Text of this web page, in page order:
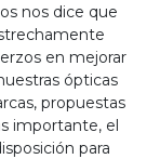
nos dice que
en mejorar
ópticas
propuestas
importante, el
para